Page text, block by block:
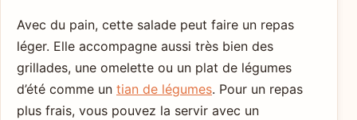
Avec du pain, cette salade peut faire un repas
léger. Elle accompagne aussi très bien des
grillades, une omelette ou un plat de légumes
d’été comme un tian de légumes. Pour un repas
plus frais, vous pouvez la servir avec un